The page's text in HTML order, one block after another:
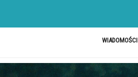
WIADOMOŚCI